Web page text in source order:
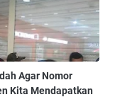
Agar Nomor
Kita Mendapatkan